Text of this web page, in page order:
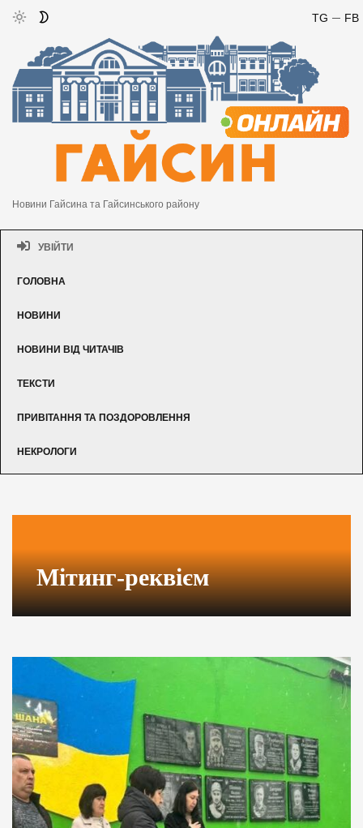
FB
TG
Новини Гайсина та Гайсинського району
УВІЙТИ
ГОЛОВНА
НОВИНИ
НОВИНИ ВІД ЧИТАЧІВ
ТЕКСТИ
ПРИВІТАННЯ ТА ПОЗДОРОВЛЕННЯ
НЕКРОЛОГИ
Мітинг-реквієм